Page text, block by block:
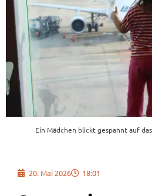
Ein Mädchen blickt gespannt auf
20. Mai 2026 18:01